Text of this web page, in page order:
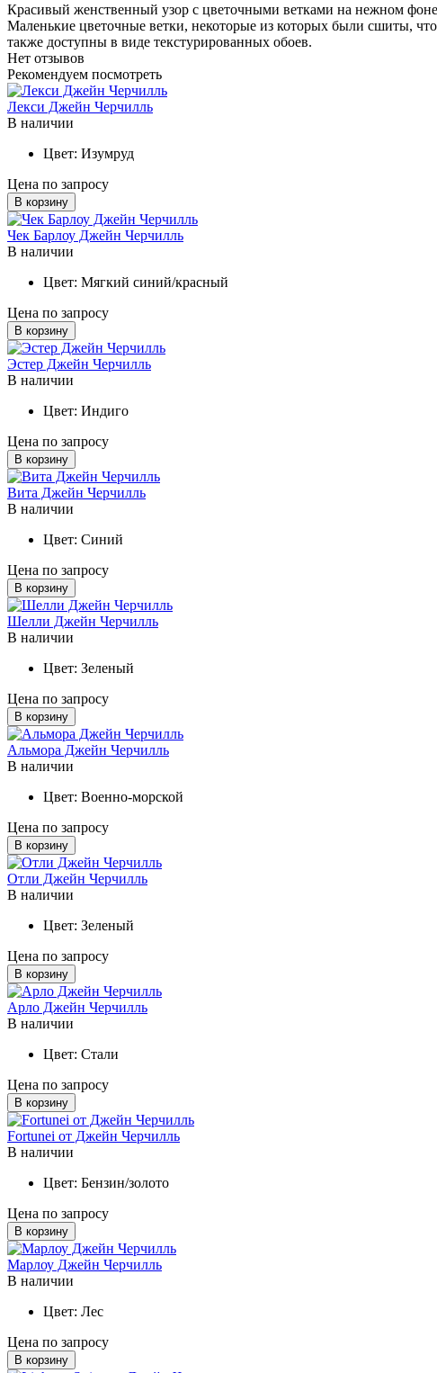
Красивый женственный узор с цветочными ветками на нежном
Маленькие цветочные ветки, некоторые из которых были сшиты,
также доступны в виде текстурированных обоев.
Нет отзывов
Рекомендуем посмотреть
Лекси Джейн Черчилль
В наличии
Цвет: Изумруд
Цена по запросу
В корзину
Чек Барлоу Джейн Черчилль
В наличии
Цвет: Мягкий синий/красный
Цена по запросу
В корзину
Эстер Джейн Черчилль
В наличии
Цвет: Индиго
Цена по запросу
В корзину
Вита Джейн Черчилль
В наличии
Цвет: Синий
Цена по запросу
В корзину
Шелли Джейн Черчилль
В наличии
Цвет: Зеленый
Цена по запросу
В корзину
Альмора Джейн Черчилль
В наличии
Цвет: Военно-морской
Цена по запросу
В корзину
Отли Джейн Черчилль
В наличии
Цвет: Зеленый
Цена по запросу
В корзину
Арло Джейн Черчилль
В наличии
Цвет: Стали
Цена по запросу
В корзину
Fortunei от Джейн Черчилль
В наличии
Цвет: Бензин/золото
Цена по запросу
В корзину
Марлоу Джейн Черчилль
В наличии
Цвет: Лес
Цена по запросу
В корзину